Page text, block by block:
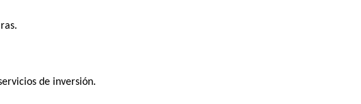
de inversión.